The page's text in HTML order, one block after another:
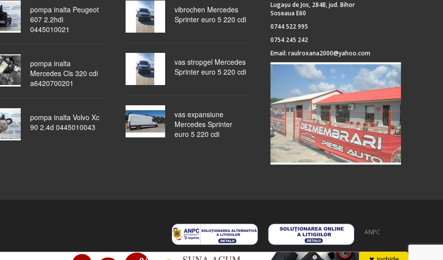
pompa inalta Peugeot
607 2.2hdi
0445010021
pompa inalta
Mercedes Cls 320 cdi
a6420700201
pompa inalta Volvo Xc
90 2.4d 0445010043
vibrochen Mercedes
Sprinter euro 5 220 cdi
vas stropgel Mercedes
Sprinter euro 5 220 cdi
vas expansiune
Mercedes Sprinter
euro 5 220 cdi
Lugașu de Jos, 284B, jud. Bihor
Soseaua E60
0744 522 995
0754 245 242
Email: raulroxana2000@yahoo.com
ANPC
piese auto masini dezmembrate ocazii lichidari stoc despre noi formular cerere autentificare contact